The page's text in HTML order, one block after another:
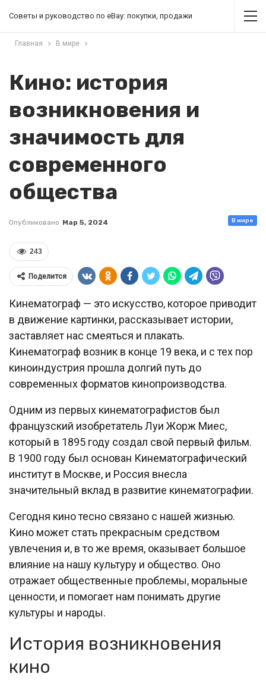
Советы и руководство по eBay: покупки, продажи
Главная В мире
Кино: история
возникновения и
значимость для
современного
общества
В мире
Опубликовано Мар 5, 2024
243
Поделится
Кинематограф — это искусство, которое приводит
в движение картинки, рассказывает истории,
заставляет нас смеяться и плакать.
Кинематограф возник в конце 19 века, и с тех пор
киноиндустрия прошла долгий путь до
современных форматов кинопроизводства.
Одним из первых кинематографистов был
французский изобретатель Луи Жорж Миес,
который в 1895 году создал свой первый фильм.
В 1900 году был основан Кинематографический
институт в Москве, и Россия внесла
значительный вклад в развитие кинематографии.
Сегодня кино тесно связано с нашей жизнью.
Кино может стать прекрасным средством
увлечения и, в то же время, оказывает большое
влияние на нашу культуру и общество. Оно
отражает общественные проблемы, моральные
ценности, и помогает нам понимать другие
культуры и народы.
История возникновения
кино